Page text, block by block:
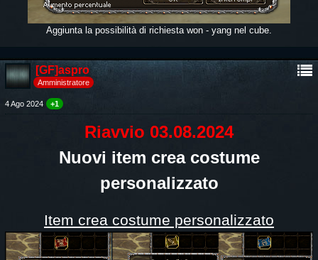
Aggiunta la possibilità di richiesta won - yang nel cube.
[GF]aspro
Amministratore
4 Ago 2024 +1
Riavvio 03.08.2024
Nuovi item crea costume
personalizzato
Item crea costume personalizzato